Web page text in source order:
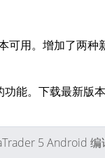
可用。增加了两种
功能。下载最新版
5 Android